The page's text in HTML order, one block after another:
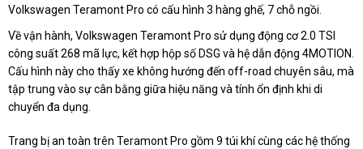
Volkswagen Teramont Pro có cấu hình 3 hàng ghế, 7 chỗ ngồi.
Về vận hành, Volkswagen Teramont Pro sử dụng động cơ 2.0 TSI
công suất 268 mã lực, kết hợp hộp số DSG và hệ dẫn động 4MOTION.
Cấu hình này cho thấy xe không hướng đến off-road chuyên sâu, mà
tập trung vào sự cân bằng giữa hiệu năng và tính ổn định khi di
chuyển đa dụng.
Trang bị an toàn trên Teramont Pro gồm 9 túi khí cùng các hệ thống